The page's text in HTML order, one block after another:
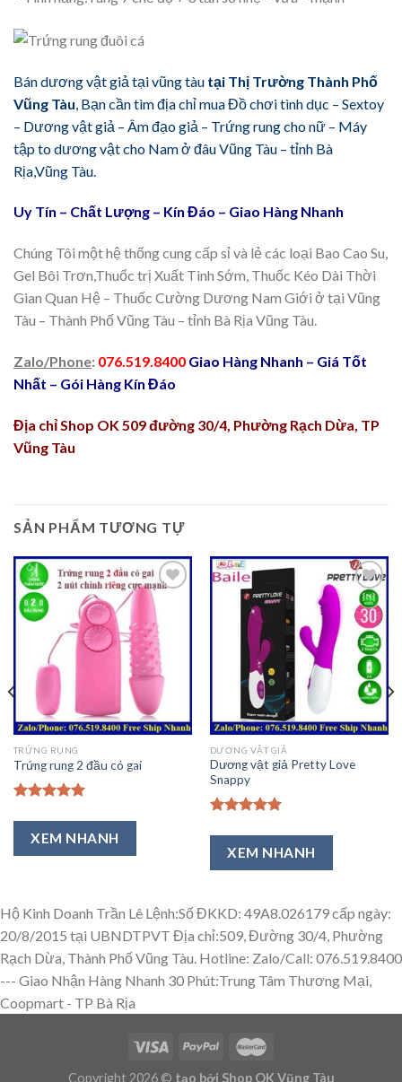
Bán dương vật giả tại vũng tàu tại Thị Trường Thành Phố
Vũng Tàu , Bạn cần tìm địa chỉ mua Đồ chơi tình dục – Sextoy
– Dương vật giả – Âm đạo giả – Trứng rung cho nữ – Máy
tập to dương vật cho Nam ở đâu Vũng Tàu – tỉnh Bà
Rịa,Vũng Tàu.
Uy Tín – Chất Lượng – Kín Đáo – Giao Hàng Nhanh
Chúng Tôi một hệ thống cung cấp sỉ và lẻ các loại Bao Cao Su,
Gel Bôi Trơn,Thuốc trị Xuất Tinh Sớm, Thuốc Kéo Dài Thời
Gian Quan Hệ – Thuốc Cường Dương Nam Giới ở tại Vũng
Tàu – Thành Phố Vũng Tàu – tỉnh Bà Rịa Vũng Tàu.
Zalo/Phone: 076.519.8400 Giao Hàng Nhanh – Giá Tốt
Nhất – Gói Hàng Kín Đáo
Địa chỉ Shop OK 509 đường 30/4, Phường Rạch Dừa, TP
Vũng Tàu
SẢN PHẨM TƯƠNG TỰ
Thêm
Thích
TRỨNG RUNG
Trứng rung 2 đầu có gai
hạng5.00
5 sao
XEM NHANH
Thêm
vào
Ưa
Thích
DƯƠNG VẬT GIẢ
Dương vật giả Pretty Love
Snappy
hạng5.00
5 sao
XEM NHANH
Hộ Kinh Doanh Trần Lê Lệnh:Số ĐKKD: 49A8.026179 cấp ngày:
20/8/2015 tại UBNDTPVT Địa chỉ:509, Đường 30/4, Phường
Rạch Dừa, Thành Phố Vũng Tàu. Hotline: Zalo/Call: 076.519.8400
--- Giao Nhận Hàng Nhanh 30 Phút:Trung Tâm Thương Mại,
Coopmart - TP Bà Rịa
Copyright 2026 © tạo bởi Shop OK Vũng Tàu